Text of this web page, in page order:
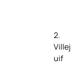
2.
Villej
uif